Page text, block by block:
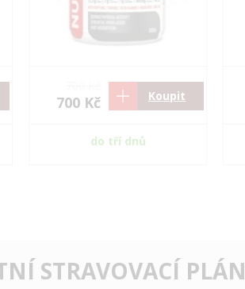
700 Kč Koupit
do tří dnů
STRAVOVACÍ PLÁN